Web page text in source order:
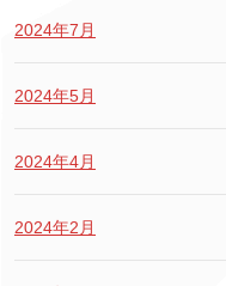
2024年7月
2024年5月
2024年4月
2024年2月